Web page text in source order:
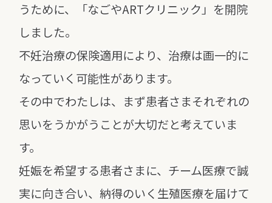
うために、
「なごやARTクリニック」を開院
しました。
不妊治療の保険適用により、治療は画一的に
なっていく可能性があります。
その中でわたしは、まず患者さまそれぞれの
思いをうかがうことが大切だと考えていま
す。
妊娠を希望する患者さまに、チーム医療で誠
実に向き合い、納得のいく生殖医療を届けて